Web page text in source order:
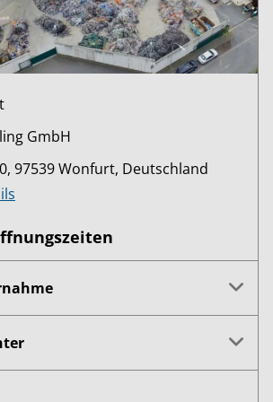
GmbH
97539 Wonfurt, Deutschland